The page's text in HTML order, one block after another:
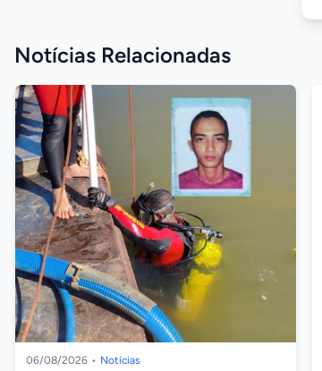
Notícias Relacionadas
06/08/2026 • Notícias